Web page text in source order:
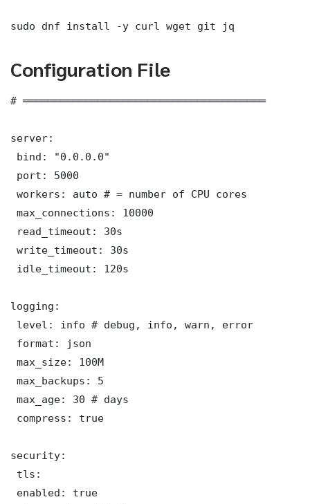
sudo dnf install -y curl wget git jq
Configuration File
# ═══════════════════════════════════════
server:
bind: "0.0.0.0"
port: 5000
workers: auto # = number of CPU cores
max_connections: 10000
read_timeout: 30s
write_timeout: 30s
idle_timeout: 120s
logging:
level: info # debug, info, warn, error
format: json
max_size: 100M
max_backups: 5
max_age: 30 # days
compress: true
security:
tls:
enabled: true